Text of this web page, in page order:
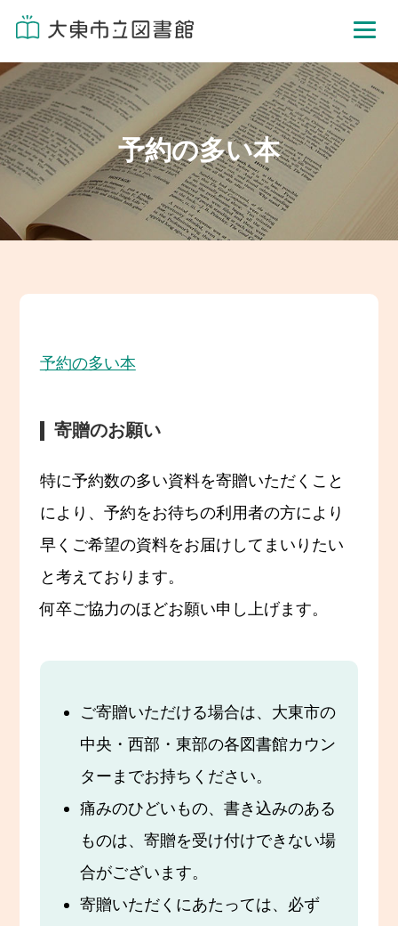
予約の多い本
予約の多い本
寄贈のお願い
特に予約数の多い資料を寄贈いただくこと
により、予約をお待ちの利用者の方により
早くご希望の資料をお届けしてまいりたい
と考えております。
何卒ご協力のほどお願い申し上げます。
ご寄贈いただける場合は、大東市の
中央・西部・東部の各図書館カウン
ターまでお持ちください。
痛みのひどいもの、書き込みのある
ものは、寄贈を受け付けできない場
合がございます。
寄贈いただくにあたっては、必ず